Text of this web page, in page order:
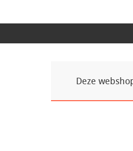
Deze